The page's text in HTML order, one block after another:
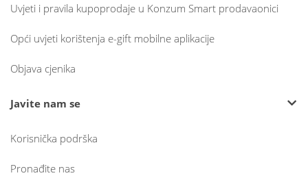
Uvjeti i pravila kupoprodaje u Konzum Smart prodavaonici
Opći uvjeti korištenja e-gift mobilne aplikacije
Objava cjenika
Javite nam se
Korisnička podrška
Pronađite nas